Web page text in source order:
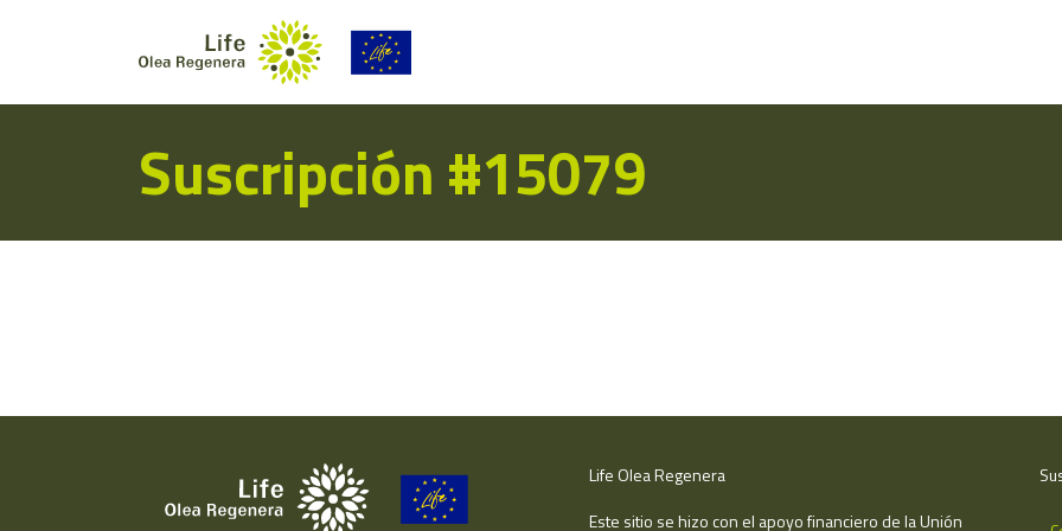
Suscripción #15079
Life Olea Regenera
Este sitio se hizo con el apoyo financiero de la Unión